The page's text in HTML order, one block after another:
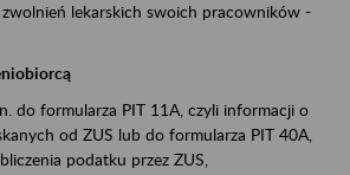
lekarskich swoich pracowników -
do formularza PIT 11A, czyli informacji o
od ZUS lub do formularza PIT 40A,
podatku przez ZUS,